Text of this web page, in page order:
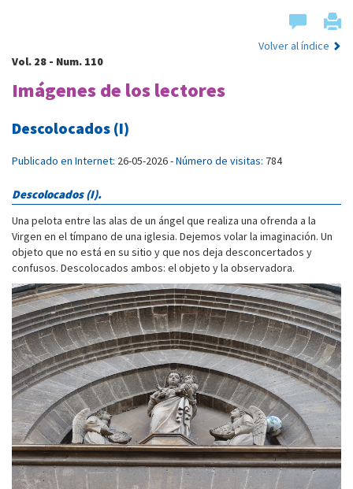
Volver al índice
Vol. 28 - Num. 110
Imágenes de los lectores
Descolocados (I)
Publicado en Internet: 26-05-2026 -Número de visitas: 784
Descolocados (I).
Una pelota entre las alas de un ángel que realiza una ofrenda a la
Virgen en el tímpano de una iglesia. Dejemos volar la imaginación. Un
objeto que no está en su sitio y que nos deja desconcertados y
confusos. Descolocados ambos: el objeto y la observadora.